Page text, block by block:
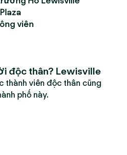
viên
độc thân? Lewisville
thành viên độc thân cũng
phố này.